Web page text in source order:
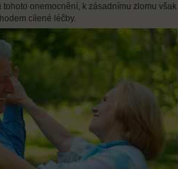
tohoto onemocnění, k zásadnímu zlomu však
cílené léčby.